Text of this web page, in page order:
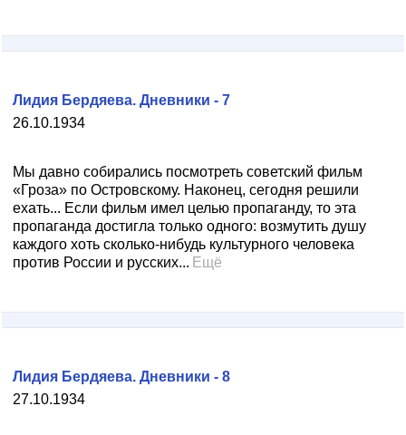
26.10.1934
Лидия Бердяева. Дневники - 7
Мы давно собирались посмотреть советский фильм
«Гроза» по Островскому. Наконец, сегодня решили
ехать... Если фильм имел целью пропаганду, то эта
пропаганда достигла только одного: возмутить душу
каждого хоть сколько-нибудь культурного человека
против России и русских... Ещё
27.10.1934
Лидия Бердяева. Дневники - 8